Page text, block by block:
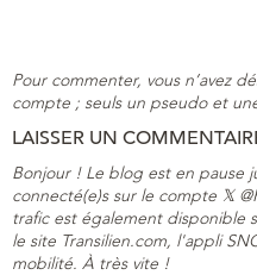
Pour commenter, vous n’avez
compte ; seuls un pseudo et
LAISSER UN
Bonjour ! Le blog est en pause
connecté(e)s sur le compte 𝕏
trafic est également disponible
le site Transilien.com, l'appli
mobilité. À très vite !